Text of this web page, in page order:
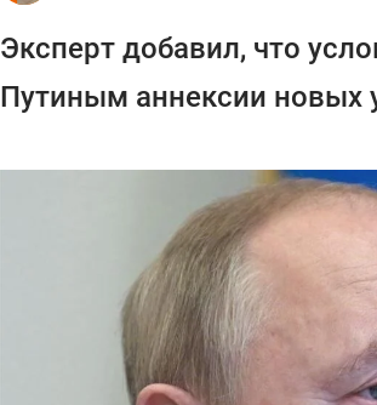
Эксперт добавил, что
Путиным аннексии новых